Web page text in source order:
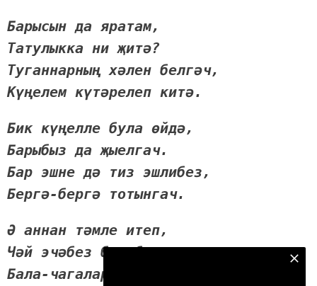
Барысын да яратам,
Татулыкка ни җитә?
Туганнарның хәлен белгәч,
Күңелем күтәрелеп китә.
Бик күңелле була өйдә,
Барыбыз да җыелгач.
Бар эшне дә тиз эшлибез,
Бергә-бергә тотынгач.
Ә аннан тәмле итеп,
Чәй эчәбез бал белән.
Бала-чагалар белән,